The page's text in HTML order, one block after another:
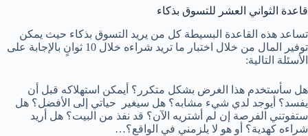
قاعدة الثواني العشر للتسوق بذكاء
تساعد هذه القاعدة البسيطة كل من يريد التسوق بذكاء حيث يمكن
توفير المال من خلال اختبار ما تريد شراءه خلال 10 ثوانٍ بالإجابة على
الأسئلة التالية:
هل سأستخدم هذا الغرض بشكل متكرر؟ أيمكن استهلاكه قبل أن
يفسد؟ أيوجد لدي شيء مشابه؟ هل سيغير حياتي إلى الأفضل؟ هل
ستفوتني الفرصة إن لم أشتريه الآن؟ قد نفذ من البيت؟ هل أريد
شراءه كهدية؟ أو هو لا يلزمني في الواقع؟…